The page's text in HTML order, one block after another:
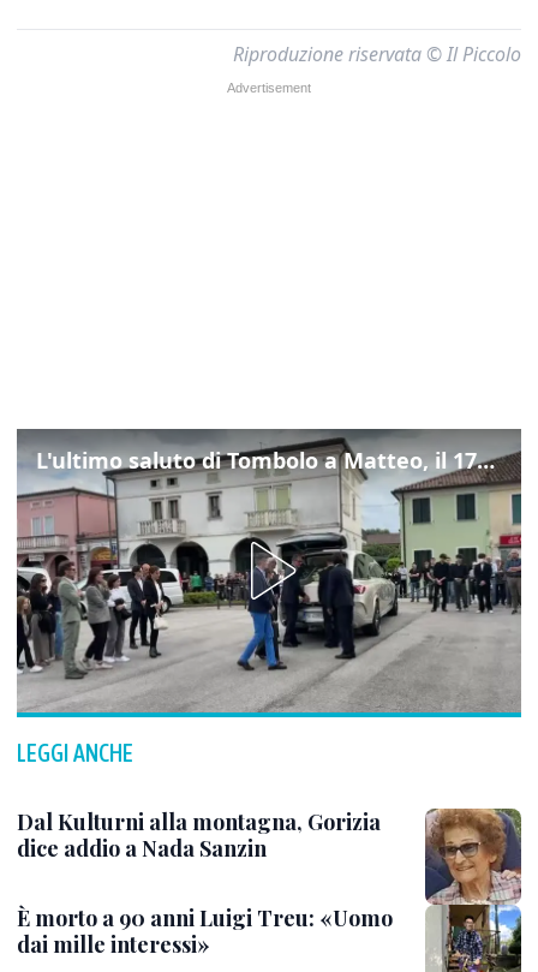
Riproduzione riservata © Il Piccolo
L'ultimo saluto di Tombolo a Matteo, il 17enne morto di tumore. Il video
LEGGI ANCHE
Dal Kulturni alla montagna, Gorizia
dice addio a Nada Sanzin
È morto a 90 anni Luigi Treu: «Uomo
dai mille interessi»